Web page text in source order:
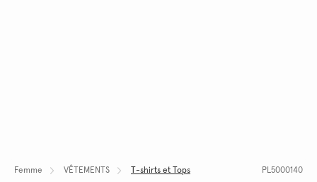
Femme VÊTEMENTS T-shirts et Tops PL5000140